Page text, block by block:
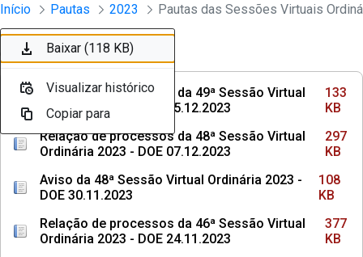
Pular para o Conteúdo principal
Sessões e Reuniões - Documentos
Início Pautas 2023
Ordenar Filtro
Relação de processos da 49ª Sessão Virtual
Ordinária 2023 - DOE 15.12.2023
133
KB
Relação de processos da 48ª Sessão Virtual
Ordinária 2023 - DOE 07.12.2023
297
KB
Aviso da 48ª Sessão Virtual Ordinária 2023 -
DOE 30.11.2023
108
KB
Relação de processos da 46ª Sessão Virtual
Ordinária 2023 - DOE 24.11.2023
377
KB
Baixar (133 KB)
Visualizar histórico
Copiar para
Baixar (297 KB)
Visualizar histórico
Copiar para
Baixar (108 KB)
Visualizar histórico
Copiar para
Baixar (377 KB)
Visualizar histórico
Copiar para
Baixar (111 KB)
Visualizar histórico
Copiar para
Baixar (230 KB)
Visualizar histórico
Copiar para
Baixar (113 KB)
Visualizar histórico
Copiar para
Baixar (304 KB)
Visualizar histórico
Copiar para
Baixar (108 KB)
Visualizar histórico
Copiar para
Baixar (118 KB)
Visualizar histórico
Copiar para